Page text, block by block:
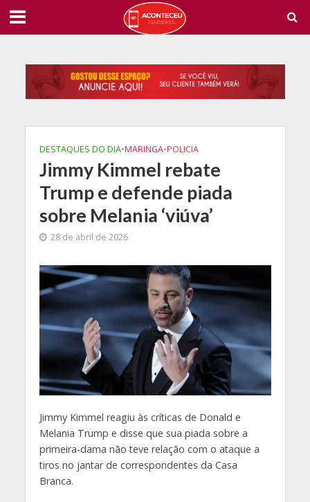
DESTAQUES DO DIA•MARINGA•POLICIA
Jimmy Kimmel rebate
Trump e defende piada
sobre Melania ‘viúva’
28 de abril de 2026
Jimmy Kimmel reagiu às críticas de Donald e
Melania Trump e disse que sua piada sobre a
primeira-dama não teve relação com o ataque a
tiros no jantar de correspondentes da Casa
Branca.